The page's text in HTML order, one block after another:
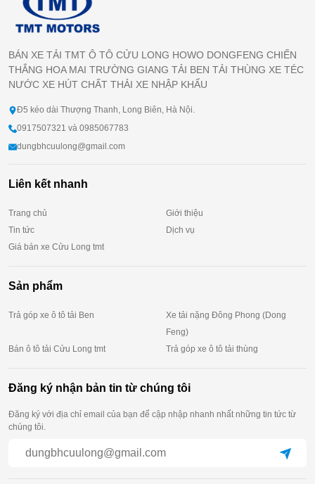
BÁN XE TẢI TMT Ô TÔ CỬU LONG HOWO DONGFENG CHIẾN
THẮNG HOA MAI TRƯỜNG GIANG TẢI BEN TẢI THÙNG XE TÉC
NƯỚC XE HÚT CHẤT THẢI XE NHẬP KHẨU
Đ5 kéo dài Thượng Thanh, Long Biên, Hà Nội.
0917507321 và 0985067783
dungbhcuulong@gmail.com
Liên kết nhanh
Trang chủ
Giới thiệu
Tin tức
Dịch vụ
Giá bán xe Cửu Long tmt
Sản phẩm
Trả góp xe ô tô tải Ben
Xe tải nặng Đông Phong (Dong
Feng)
Bán ô tô tải Cửu Long tmt
Trả góp xe ô tô tải thùng
Đăng ký nhận bản tin từ chúng tôi
Đăng ký với địa chỉ email của bạn để cập nhập nhanh nhất những tin tức từ
chúng tôi.